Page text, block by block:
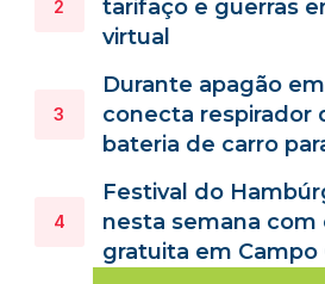
tarifaço e guerras
virtual
Durante apagão
conecta respirador
bateria de carro
Festival do
nesta semana com
gratuita em Campo